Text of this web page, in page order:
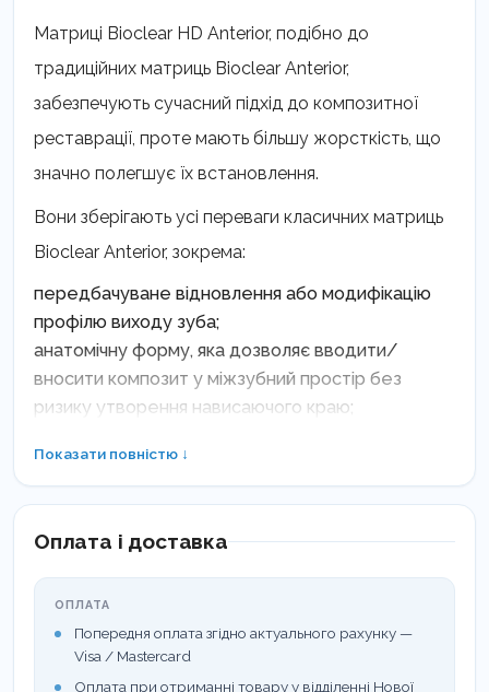
Матриці Bioclear HD Anterior, подібно до
традиційних матриць Bioclear Anterior,
забезпечують сучасний підхід до композитної
реставрації, проте мають більшу жорсткість, що
значно полегшує їх встановлення.
Вони зберігають усі переваги класичних матриць
Bioclear Anterior, зокрема:
передбачуване відновлення або модифікацію
профілю виходу зуба;
анатомічну форму, яка дозволяє вводити/
вносити композит у міжзубний простір без
ризику утворення нависаючого краю;
правильне формування апроксимальної поверхні
композиту;
забезпечує надійну стабілізацію та повну
маргінальну герметичність, що дозволяє
використовувати їх без клинів при закритті
невеликих проміжків із формуванням повного
контактного пункту.
Показати повністю ↓
Оплата і доставка
ОПЛАТА
Попередня оплата згідно актуального рахунку —
Visa / Mastercard
Оплата при отриманні товару у відділенні Нової